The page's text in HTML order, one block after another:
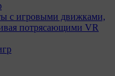
с игровыми движками,
потрясающими VR